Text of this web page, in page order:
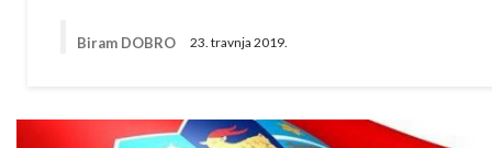
Biram DOBRO 23. travnja 2019.